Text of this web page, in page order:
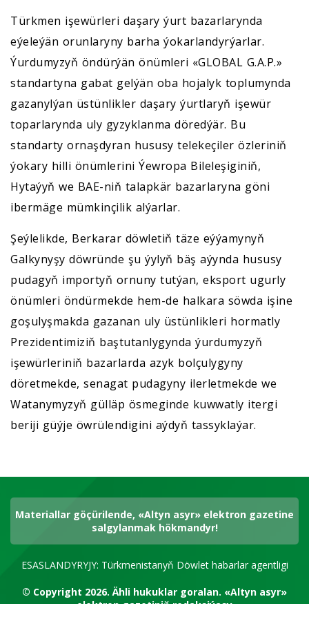
Türkmen işewürleri daşary ýurt bazarlarynda
eýeleýän orunlaryny barha ýokarlandyrýarlar.
Ýurdumyzyň öndürýän önümleri «GLOBAL G.A.P.»
standartyna gabat gelýän oba hojalyk toplumynda
gazanylýan üstünlikler daşary ýurtlaryň işewür
toparlarynda uly gyzyklanma döredýär. Bu
standarty ornaşdyran hususy telekeçiler özleriniň
ýokary hilli önümlerini Ýewropa Bileleşiginiň,
Hytaýyň we BAE-niň talapkär bazarlaryna göni
ibermäge mümkinçilik alýarlar.
Şeýlelikde, Berkarar döwletiň täze eýýamynyň
Galkynyşy döwründe şu ýylyň bäş aýynda hususy
pudagyň importyň ornuny tutýan, eksport ugurly
önümleri öndürmekde hem-de halkara söwda işine
goşulyşmakda gazanan uly üstünlikleri hormatly
Prezidentimiziň baştutanlygynda ýurdumyzyň
işewürleriniň bazarlarda azyk bolçulygyny
döretmekde, senagat pudagyny ilerletmekde we
Watanymyzyň gülläp ösmeginde kuwwatly itergi
beriji güýje öwrülendigini aýdyň tassyklaýar.
Materiallar göçürilende, «Altyn asyr» elektron gazetine
salgylanmak hökmandyr!
ESASLANDYRYJY: Türkmenistanyň Döwlet habarlar agentligi
© Copyright 2026.Ähli hukuklar goralan. «Altyn asyr»
elektron gazetiniň redaksiýasy